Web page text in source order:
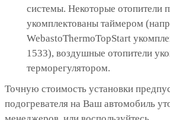
системы. Некоторые отопители
укомплектованы таймером
WebastoThermoTopStart
1533), воздушные отопители
терморегулятором.
Точную стоимость установки
подогревателя на Ваш автомобиль